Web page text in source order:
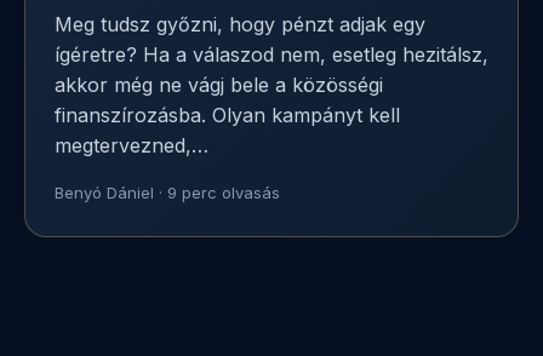
Meg tudsz győzni, hogy pénzt adjak egy
ígéretre? Ha a válaszod nem, esetleg hezitálsz,
akkor még ne vágj bele a közösségi
finanszírozásba. Olyan kampányt kell
megtervezned,…
Benyó Dániel · 9 perc olvasás